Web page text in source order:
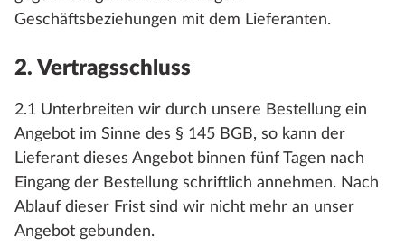
Geschäftsbeziehungen mit dem Lieferanten.
2. Vertragsschluss
2.1 Unterbreiten wir durch unsere Bestellung ein
Angebot im Sinne des § 145 BGB, so kann der
Lieferant dieses Angebot binnen fünf Tagen nach
Eingang der Bestellung schriftlich annehmen. Nach
Ablauf dieser Frist sind wir nicht mehr an unser
Angebot gebunden.